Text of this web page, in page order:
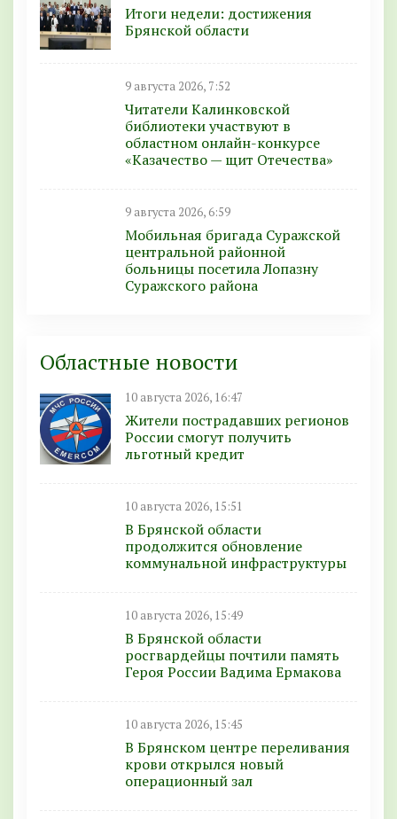
Итоги недели: достижения
Брянской области
9 августа 2026, 7:52
Читатели Калинковской
библиотеки участвуют в
областном онлайн-конкурсе
«Казачество — щит Отечества»
9 августа 2026, 6:59
Мобильная бригада Суражской
центральной районной
больницы посетила Лопазну
Суражского района
Областные новости
10 августа 2026, 16:47
Жители пострадавших регионов
России смогут получить
льготный кредит
10 августа 2026, 15:51
В Брянской области
продолжится обновление
коммунальной инфраструктуры
10 августа 2026, 15:49
В Брянской области
росгвардейцы почтили память
Героя России Вадима Ермакова
10 августа 2026, 15:45
В Брянском центре переливания
крови открылся новый
операционный зал